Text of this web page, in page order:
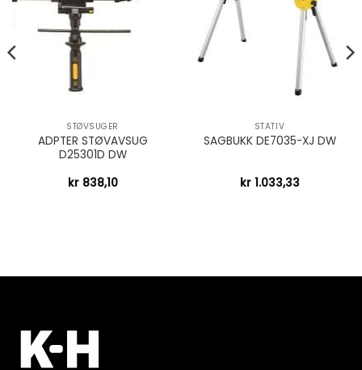
STØVSUGER
ADPTER STØVAVSUG
D25301D DW
kr838,10
STATIV
SAGBUKK DE7035-XJ DW
kr1.033,33